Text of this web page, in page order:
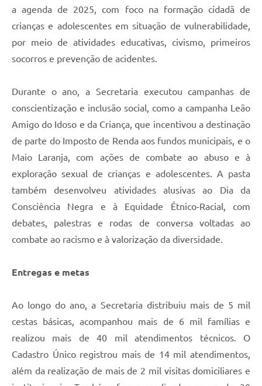
a agenda de 2025, com foco na formação cidadã de
crianças e adolescentes em situação de vulnerabilidade,
por meio de atividades educativas, civismo, primeiros
socorros e prevenção de acidentes.
Durante o ano, a Secretaria executou campanhas de
conscientização e inclusão social, como a campanha Leão
Amigo do Idoso e da Criança, que incentivou a destinação
de parte do Imposto de Renda aos fundos municipais, e o
Maio Laranja, com ações de combate ao abuso e à
exploração sexual de crianças e adolescentes. A pasta
também desenvolveu atividades alusivas ao Dia da
Consciência Negra e à Equidade Étnico-Racial, com
debates, palestras e rodas de conversa voltadas ao
combate ao racismo e à valorização da diversidade.
Entregas e metas
Ao longo do ano, a Secretaria distribuiu mais de 5 mil
cestas básicas, acompanhou mais de 6 mil famílias e
realizou mais de 40 mil atendimentos técnicos. O
Cadastro Único registrou mais de 14 mil atendimentos,
além da realização de mais de 2 mil visitas domiciliares e